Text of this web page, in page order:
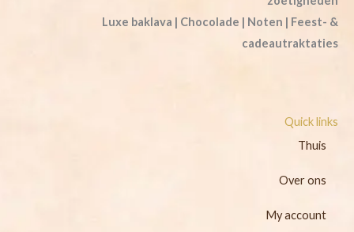
Luxe baklava | Chocolade | Noten | Feest- &
cadeautraktaties
Quick links
Thuis
Over ons
My account